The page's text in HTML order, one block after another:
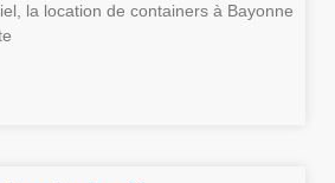
la location de containers à Bayonne